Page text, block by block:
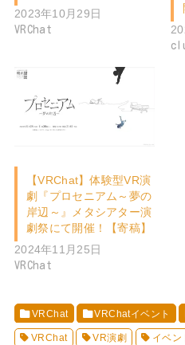
2023年10月29日
VRChat
【VRChat】体験型VR演
劇『プロセニアム～夢の
岸辺～』メタシアター演
劇祭にて開催！【寄稿】
2024年11月25日
VRChat
VRChat VRChatイベント
VRChat VR演劇 イベン